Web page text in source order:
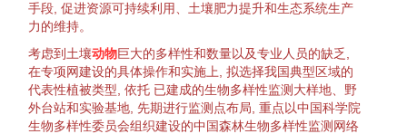
手段, 促进资源可持续利用 、土壤肥力提升和生态系统生产
力的维持。
考虑到土壤动物巨大的多样性和数量以及专业人员的缺乏,
在专项网建设的具体操作和实施上, 拟选择我国典型区域的
代表性植被类型, 依托 已建成的生物多样性监测大样地 、野
外台站和实验基地, 先期进行监测点布局, 重点以中国科学院
生物多样性委员会组织建设的中国森林生物多样性监测网络